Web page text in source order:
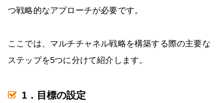
つ戦略的なアプローチが必要です。
ここでは、マルチチャネル戦略を構築する際の主要な
ステップを5つに分けて紹介します。
1．目標の設定